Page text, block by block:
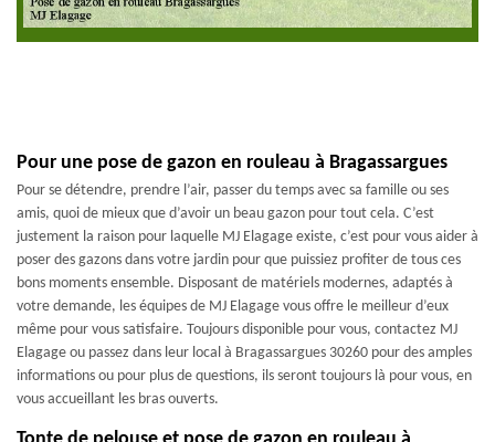
Pour une pose de gazon en rouleau à Bragassargues
Pour se détendre, prendre l’air, passer du temps avec sa famille ou ses
amis, quoi de mieux que d’avoir un beau gazon pour tout cela. C’est
justement la raison pour laquelle MJ Elagage existe, c’est pour vous aider à
poser des gazons dans votre jardin pour que puissiez profiter de tous ces
bons moments ensemble. Disposant de matériels modernes, adaptés à
votre demande, les équipes de MJ Elagage vous offre le meilleur d’eux
même pour vous satisfaire. Toujours disponible pour vous, contactez MJ
Elagage ou passez dans leur local à Bragassargues 30260 pour des amples
informations ou pour plus de questions, ils seront toujours là pour vous, en
vous accueillant les bras ouverts.